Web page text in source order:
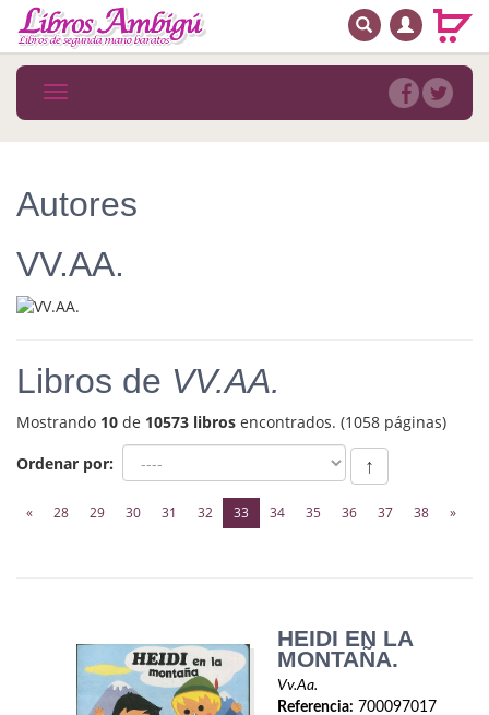
MENÚ PRINCIPAL
Novedades
MATERIAS
Arte
Astrología. Ocultismo
BUSCAR
Toggle
navigation
Autores
VV.AA.
Libros de VV.AA.
Mostrando 10 de 10573 libros encontrados. (1058 páginas)
Ordenar por:
↑
« 28 29 30 31 32 33 (current)
34 35 36 37 38 »
HEIDI EN LA
MONTAÑA.
Vv.Aa.
Referencia: 700097017